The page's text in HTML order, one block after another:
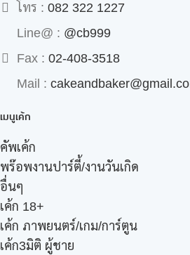
โทร : 082 322 1227
Line@ : @cb999
Fax : 02-408-3518
Mail :
เมนูเค้ก
คัพเค้ก
พร๊อพงานปาร์ตี้/งานวันเกิด
อื่นๆ
เค้ก 18+
เค้ก ภาพยนตร์/เกม/การ์ตูน
เค้ก3มิติ ผู้ชาย